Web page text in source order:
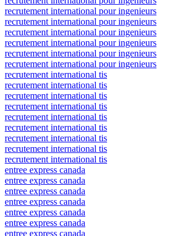
recrutement international pour ingenieurs
recrutement international pour ingenieurs
recrutement international pour ingenieurs
recrutement international pour ingenieurs
recrutement international pour ingenieurs
recrutement international pour ingenieurs
recrutement international tis
recrutement international tis
recrutement international tis
recrutement international tis
recrutement international tis
recrutement international tis
recrutement international tis
recrutement international tis
recrutement international tis
entree express canada
entree express canada
entree express canada
entree express canada
entree express canada
entree express canada
entree express canada